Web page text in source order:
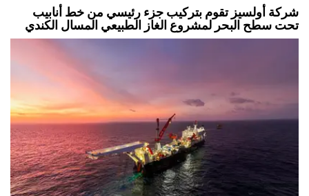
شركة أولسيز تقوم بتركيب جزء رئيسي من خط أنابيب
تحت سطح البحر لمشروع الغاز الطبيعي المسال الكندي